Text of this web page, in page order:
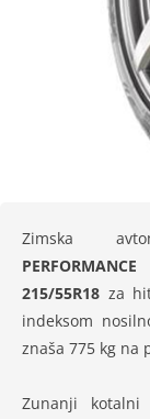
Zimska
215/55R18 za
indeksom
znaša 775 kg na
Zunanji